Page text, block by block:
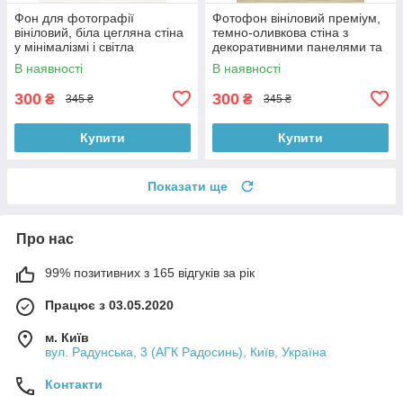
Фон для фотографії
вініловий, біла цегляна стіна
у мінімалізмі і світла
однотонна підлога 60×90 см,
№57140
В наявності
300 ₴ 345 ₴
Купити
Фотофон вініловий преміум,
темно-оливкова стіна з
декоративними панелями та
світле дерево підлоги 60×90
см, №57224
В наявності
300 ₴ 345 ₴
Купити
Показати ще
Про нас
99% позитивних з 165 відгуків за рік
Працює з 03.05.2020
м. Київ
вул. Радунська, 3 (АГК Радосинь), Київ, Україна
Контакти